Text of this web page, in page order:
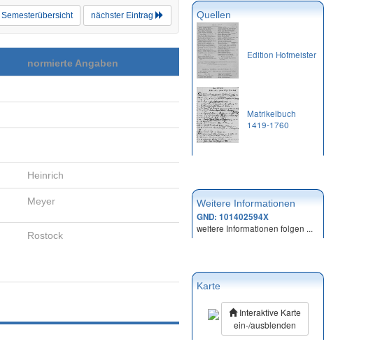
Semesterübersicht nächster Eintrag
normierte Angaben
Heinrich
Meyer
Rostock
Quellen
Edition Hofmeister
Matrikelbuch
1419-1760
Weitere Informationen
GND: 101402594X
weitere Informationen folgen ...
Karte
Interaktive Karte
ein-/ausblenden